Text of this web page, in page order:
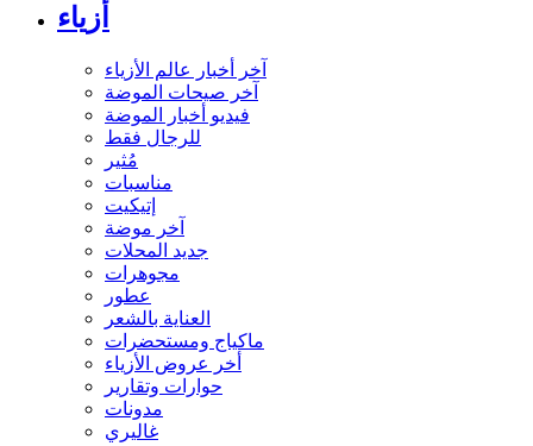
أزياء
آخر أخبار عالم الأزياء
آخر صيحات الموضة
فيديو أخبار الموضة
للرجال فقط
مُثير
مناسبات
إتيكيت
آخر موضة
جديد المحلات
مجوهرات
عطور
العناية بالشعر
ماكياج ومستحضرات
أخر عروض الأزياء
حوارات وتقارير
مدونات
غاليري